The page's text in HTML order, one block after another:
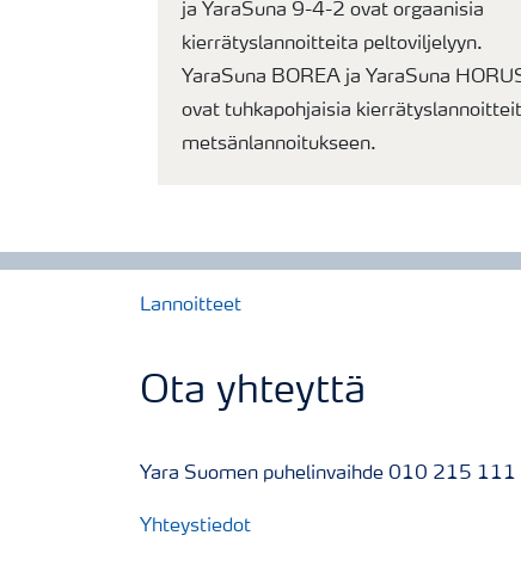
ja YaraSuna 9-4-2 ovat orgaanisia
kierrätyslannoitteita peltoviljelyyn.
YaraSuna BOREA ja YaraSuna
ovat tuhkapohjaisia
metsänlannoitukseen.
Lannoitteet
Ota yhteyttä
Yara Suomen puhelinvaihde 010 215 111
Yhteystiedot